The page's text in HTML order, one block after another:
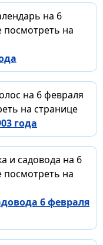
на 6
посмотреть на
на 6 февраля
на странице
года
и садовода на 6
посмотреть на
6 февраля